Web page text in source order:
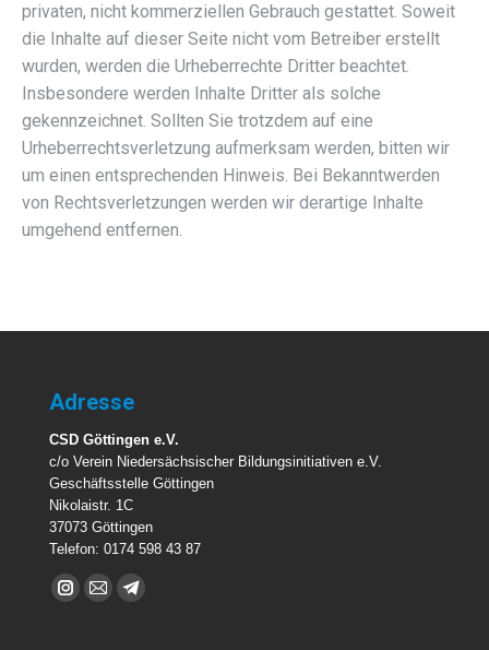
privaten, nicht kommerziellen Gebrauch gestattet. Soweit
die Inhalte auf dieser Seite nicht vom Betreiber erstellt
wurden, werden die Urheberrechte Dritter beachtet.
Insbesondere werden Inhalte Dritter als solche
gekennzeichnet. Sollten Sie trotzdem auf eine
Urheberrechtsverletzung aufmerksam werden, bitten wir
um einen entsprechenden Hinweis. Bei Bekanntwerden
von Rechtsverletzungen werden wir derartige Inhalte
umgehend entfernen.
Adresse
CSD Göttingen e.V.
c/o Verein Niedersächsischer Bildungsinitiativen e.V.
Geschäftsstelle Göttingen
Nikolaistr. 1C
37073 Göttingen
Telefon: 0174 598 43 87
Finden Sie uns auf:
Instagram
E-
Telegram